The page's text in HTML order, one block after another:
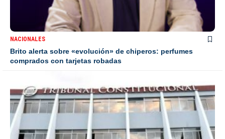
NACIONALES
Brito alerta sobre «evolución» de chiperos: perfumes
comprados con tarjetas robadas